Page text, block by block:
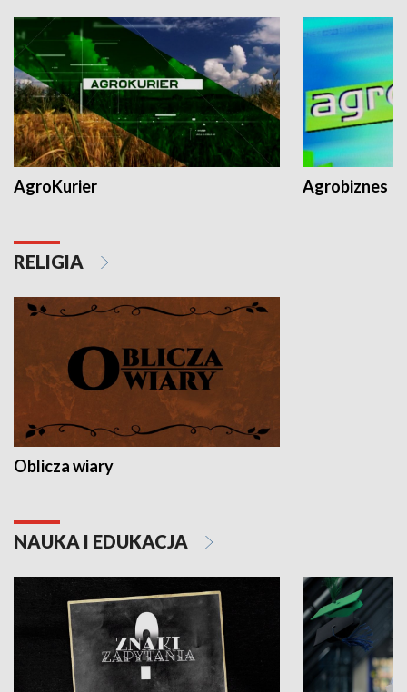
AgroKurier Agrobiznes
RELIGIA
Oblicza wiary
NAUKA I EDUKACJA